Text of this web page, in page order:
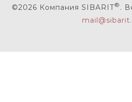
©2026 Компания SIBARIT® .
mail@sibarit.